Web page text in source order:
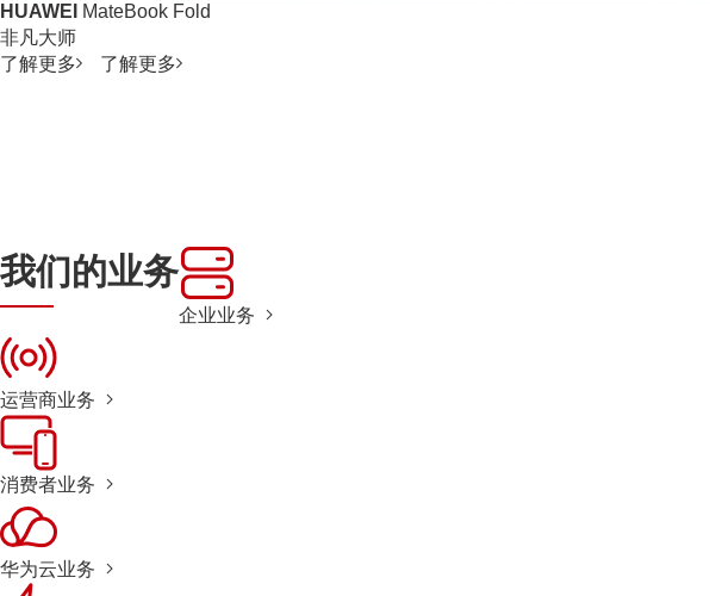
HUAWEI
MateBook Fold
非凡大师
了解更多
了解更多
我们的业务
企业业务
运营商业务
消费者业务
华为云业务